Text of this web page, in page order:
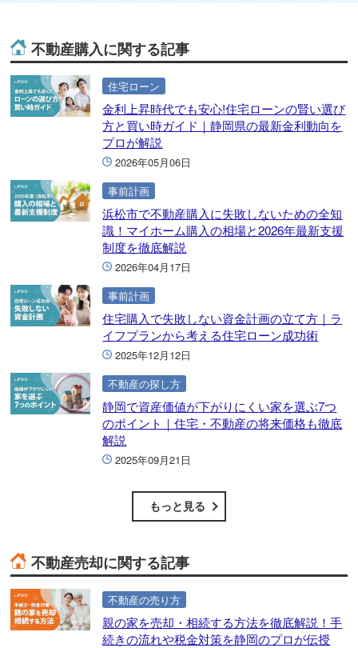
不動産購入に関する記事
住宅ローン
金利上昇時代でも安心!住宅ローンの賢い選び
方と買い時ガイド｜静岡県の最新金利動向を
プロが解説
2026年05月06日
事前計画
浜松市で不動産購入に失敗しないための全知
識！マイホーム購入の相場と2026年最新支援
制度を徹底解説
2026年04月17日
事前計画
住宅購入で失敗しない資金計画の立て方｜ラ
イフプランから考える住宅ローン成功術
2025年12月12日
不動産の探し方
静岡で資産価値が下がりにくい家を選ぶ7つ
のポイント｜住宅・不動産の将来価格も徹底
解説
2025年09月21日
もっと見る
不動産売却に関する記事
不動産の売り方
親の家を売却・相続する方法を徹底解説！手
続きの流れや税金対策を静岡のプロが伝授